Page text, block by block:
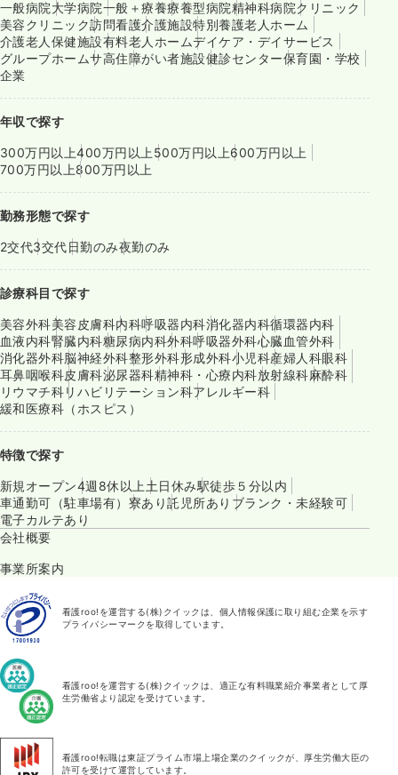
一般病院大学病院一般＋療養療養型病院精神科病院クリニック
美容クリニック訪問看護介護施設特別養護老人ホーム
介護老人保健施設有料老人ホームデイケア・デイサービス
グループホームサ高住障がい者施設健診センター保育園・学校
企業
年収で探す
300万円以上400万円以上 500万円以上600万円以上
700万円以上800万円以上
勤務形態で探す
2交代3交代日勤のみ夜勤のみ
診療科目で探す
美容外科美容皮膚科内科呼吸器内科消化器内科循環器内科
血液内科腎臓内科糖尿病内科外科呼吸器外科心臓血管外科
消化器外科脳神経外科整形外科形成外科小児科産婦人科眼科
耳鼻咽喉科皮膚科泌尿器科精神科・心療内科放射線科麻酔科
リウマチ科リハビリテーション科アレルギー科
緩和医療科（ホスピス）
特徴で探す
新規オープン4週8休以上 土日休み駅徒歩５分以内
車通勤可（駐車場有） 寮あり託児所あり ブランク・未経験可
電子カルテあり
会社概要
事業所案内
看護roo!を運営する(株)クイックは、個人情報保護に取り組む企業を示す
プライバシーマークを取得しています。
看護roo!を運営する(株)クイックは、適正な有料職業紹介事業者として厚
生労働省より認定を受けています。
看護roo!転職は東証プライム市場上場企業のクイックが、厚生労働大臣の
許可を受けて運営しています。